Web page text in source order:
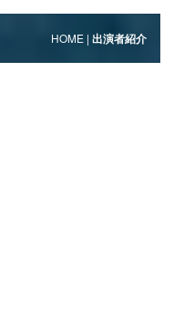
HOME | 出演者紹介